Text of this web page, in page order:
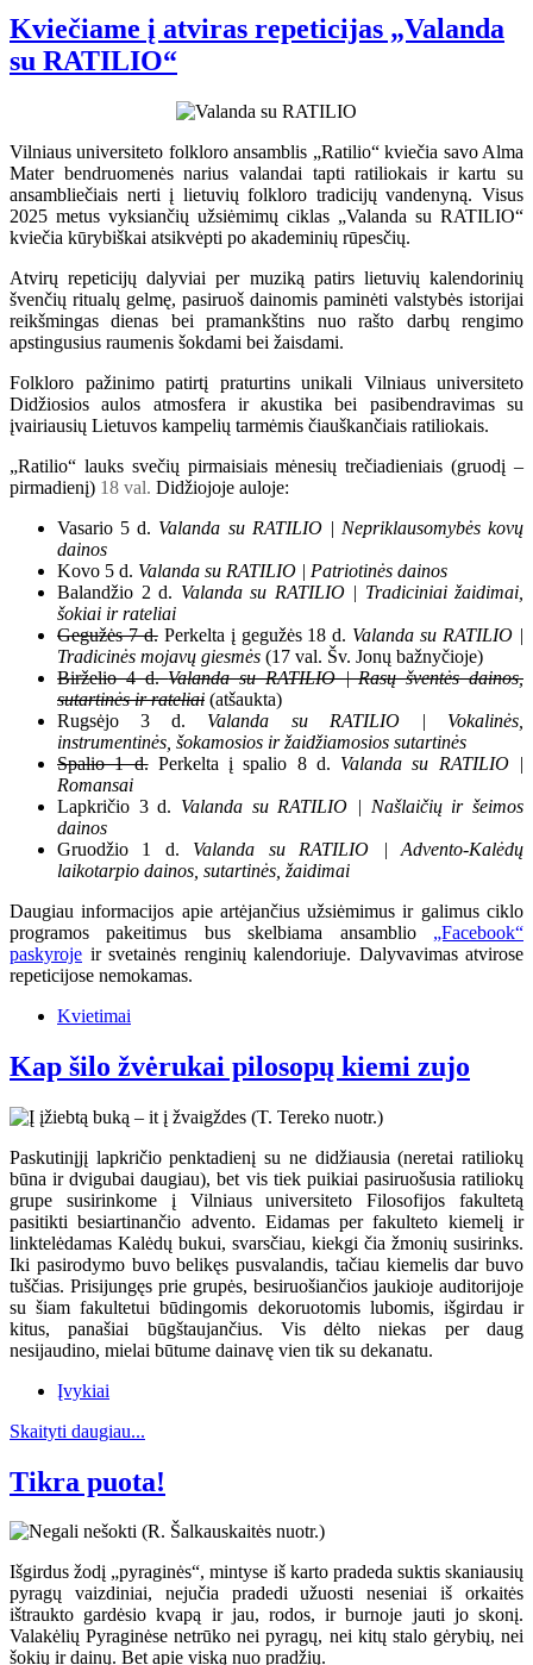
Kviečiame į atviras repeticijas „Valanda
su RATILIO“
Vilniaus universiteto folkloro ansamblis „Ratilio“ kviečia savo Alma
Mater bendruomenės narius valandai tapti ratiliokais ir kartu su
ansambliečiais nerti į lietuvių folkloro tradicijų vandenyną. Visus
2025 metus vyksiančių užsiėmimų ciklas „Valanda su RATILIO“
kviečia kūrybiškai atsikvėpti po akademinių rūpesčių.
Atvirų repeticijų dalyviai per muziką patirs lietuvių kalendorinių
švenčių ritualų gelmę, pasiruoš dainomis paminėti valstybės istorijai
reikšmingas dienas bei pramankštins nuo rašto darbų rengimo
apstingusius raumenis šokdami bei žaisdami.
Folkloro pažinimo patirtį praturtins unikali Vilniaus universiteto
Didžiosios aulos atmosfera ir akustika bei pasibendravimas su
įvairiausių Lietuvos kampelių tarmėmis čiauškančiais ratiliokais.
„Ratilio“ lauks svečių pirmaisiais mėnesių trečiadieniais (gruodį –
pirmadienį) 18 val. Didžiojoje auloje:
Vasario 5 d. Valanda su RATILIO | Nepriklausomybės kovų
dainos
Kovo 5 d. Valanda su RATILIO | Patriotinės dainos
Balandžio 2 d. Valanda su RATILIO | Tradiciniai žaidimai,
šokiai ir rateliai
Gegužės 7 d.Perkelta į gegužės 18 d. Valanda su RATILIO |
Tradicinės mojavų giesmės (17 val. Šv. Jonų bažnyčioje)
Birželio 4 d.Valanda su RATILIO | Rasų šventės dainos,
sutartinės ir rateliai (atšaukta)
Rugsėjo 3 d. Valanda su RATILIO | Vokalinės,
instrumentinės, šokamosios ir žaidžiamosios sutartinės
Spalio 1 d.Perkelta į spalio 8 d. Valanda su RATILIO |
Romansai
Lapkričio 3 d. Valanda su RATILIO | Našlaičių ir šeimos
dainos
Gruodžio 1 d. Valanda su RATILIO | Advento-Kalėdų
laikotarpio dainos, sutartinės, žaidimai
Daugiau informacijos apie artėjančius užsiėmimus ir galimus ciklo
programos pakeitimus bus skelbiama ansamblio „Facebook“
paskyroje ir svetainės renginių kalendoriuje. Dalyvavimas atvirose
repeticijose nemokamas.
Kvietimai
Kap šilo žvėrukai pilosopų kiemi zujo
Paskutinįjį lapkričio penktadienį su ne didžiausia (neretai ratiliokų
būna ir dvigubai daugiau), bet vis tiek puikiai pasiruošusia ratiliokų
grupe susirinkome į Vilniaus universiteto Filosofijos fakultetą
pasitikti besiartinančio advento. Eidamas per fakulteto kiemelį ir
linktelėdamas Kalėdų bukui, svarsčiau, kiekgi čia žmonių susirinks.
Iki pasirodymo buvo belikęs pusvalandis, tačiau kiemelis dar buvo
tuščias. Prisijungęs prie grupės, besiruošiančios jaukioje auditorijoje
su šiam fakultetui būdingomis dekoruotomis lubomis, išgirdau ir
kitus, panašiai būgštaujančius. Vis dėlto niekas per daug
nesijaudino, mielai būtume dainavę vien tik su dekanatu.
Įvykiai
Skaityti daugiau...
Tikra puota!
Išgirdus žodį „pyraginės“, mintyse iš karto pradeda suktis skaniausių
pyragų vaizdiniai, nejučia pradedi užuosti neseniai iš orkaitės
ištraukto gardėsio kvapą ir jau, rodos, ir burnoje jauti jo skonį.
Valakėlių Pyraginėse netrūko nei pyragų, nei kitų stalo gėrybių, nei
šokių ir dainų. Bet apie viską nuo pradžių.